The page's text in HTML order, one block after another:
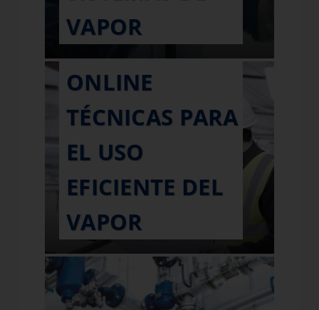
VAPOR
TEV | CURSO
ONLINE
TÉCNICAS PARA
EL USO
EFICIENTE DEL
VAPOR